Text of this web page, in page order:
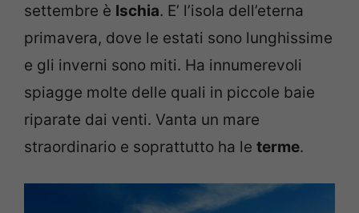
settembre è Ischia. E’ l’isola dell’eterna
primavera, dove le estati sono lunghissime
e gli inverni sono miti. Ha innumerevoli
spiagge molte delle quali in piccole baie
riparate dai venti. Vanta un mare
straordinario e soprattutto ha le terme.